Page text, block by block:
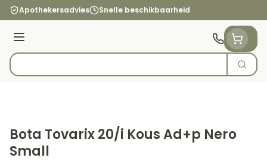
Ga naar de inhoud
Apothekersadvies Snelle beschikbaarheid
Menu
Product, merk, categorie...
Zoek
Bota Tovarix 20/i Kous Ad+p Nero
Small